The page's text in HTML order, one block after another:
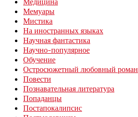
Мемуары
Мистика
На иностранных языках
Научная фантастика
Научно-популярное
Обучение
Остросюжетный любовный роман
Повести
Познавательная литература
Попаданцы
Постапокалипсис